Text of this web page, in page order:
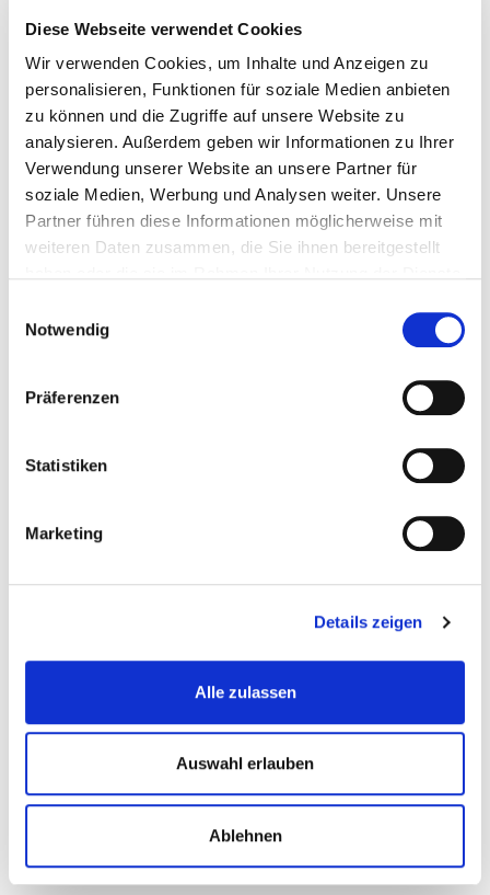
Diese Webseite verwendet Cookies
Wir verwenden Cookies, um Inhalte und Anzeigen zu
personalisieren, Funktionen für soziale Medien anbieten
zu können und die Zugriffe auf unsere Website zu
analysieren. Außerdem geben wir Informationen zu Ihrer
Verwendung unserer Website an unsere Partner für
soziale Medien, Werbung und Analysen weiter. Unsere
Partner führen diese Informationen möglicherweise mit
weiteren Daten zusammen, die Sie ihnen bereitgestellt
Notwendig
Präferenzen
Statistiken
Marketing
Details zeigen
Alle zulassen
Auswahl erlauben
Ablehnen
durchgeführt und es wird keine Haftung für die
Inhalte und deren Umsetzung übernommen. Bei
Fragen oder Problemen wird empfohlen, sich bei
Expert/innen Rat zu holen.
Teilen
Tabea und Max
Studium & Mental Health